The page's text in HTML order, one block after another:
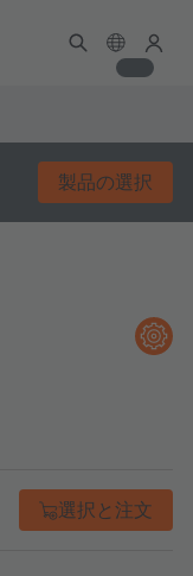
製品の選択
選択と注文